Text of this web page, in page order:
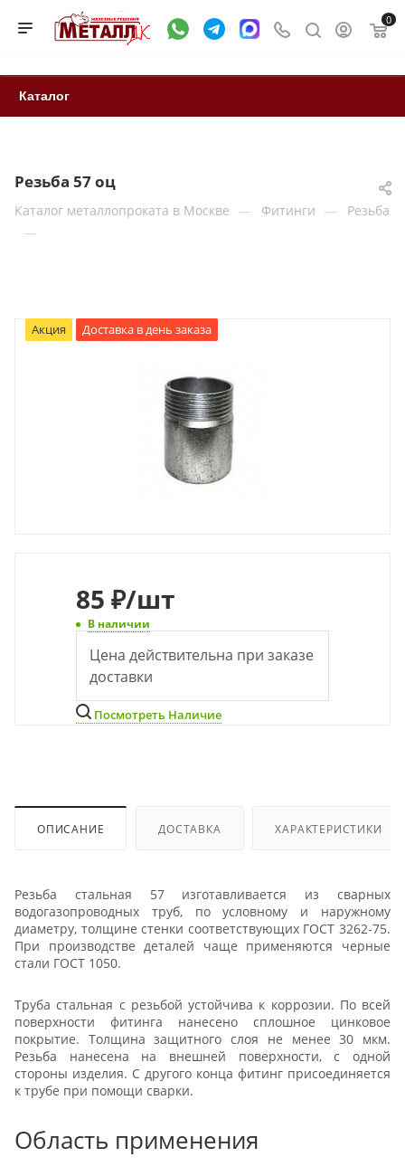
0
Каталог
Резьба 57 оц
Каталог металлопроката в Москве — Фитинги — Резьба
—
Акция Доставка в день заказа
85 ₽/шт
В наличии
Цена действительна при заказе
доставки
Посмотреть Наличие
ОПИСАНИЕ ДОСТАВКА ХАРАКТЕРИСТИКИ
Резьба стальная 57 изготавливается из сварных
водогазопроводных труб, по условному и наружному
диаметру, толщине стенки соответствующих ГОСТ 3262-75.
При производстве деталей чаще применяются черные
стали ГОСТ 1050.
Труба стальная с резьбой устойчива к коррозии. По всей
поверхности фитинга нанесено сплошное цинковое
покрытие. Толщина защитного слоя не менее 30 мкм.
Резьба нанесена на внешней поверхности, с одной
стороны изделия. С другого конца фитинг присоединяется
к трубе при помощи сварки.
Область применения